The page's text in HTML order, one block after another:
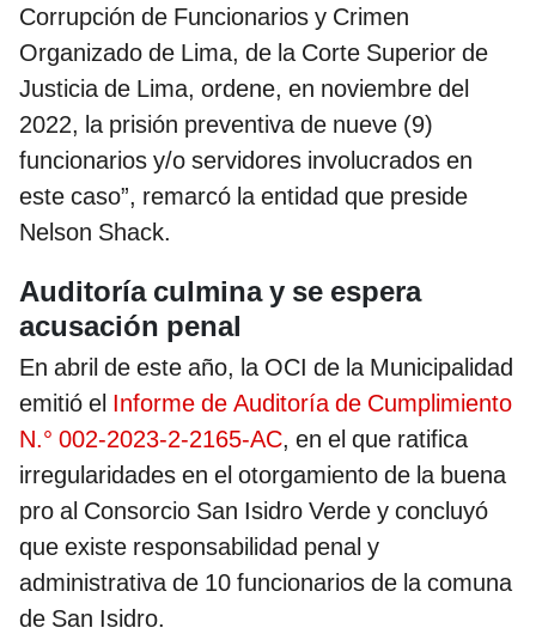
Corrupción de Funcionarios y Crimen
Organizado de Lima, de la Corte Superior de
Justicia de Lima, ordene, en noviembre del
2022, la prisión preventiva de nueve (9)
funcionarios y/o servidores involucrados en
este caso”, remarcó la entidad que preside
Nelson Shack.
Auditoría culmina y se espera
acusación penal
En abril de este año, la OCI de la Municipalidad
emitió el Informe de Auditoría de Cumplimiento
N.° 002-2023-2-2165-AC, en el que ratifica
irregularidades en el otorgamiento de la buena
pro al Consorcio San Isidro Verde y concluyó
que existe responsabilidad penal y
administrativa de 10 funcionarios de la comuna
de San Isidro.